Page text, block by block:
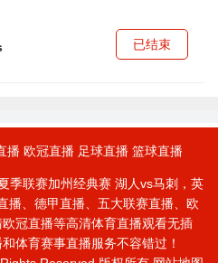
已结束
播 欧冠直播 足球直播 篮球直播
季联赛加州经典赛 湖人vs马刺，英
播、德甲直播、五大联赛直播、欧
冠直播等高清体育直播观看无插
体育赛事直播服务不容错过！